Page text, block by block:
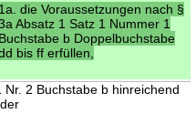
1a. die Voraussetzungen nach §
Absatz 1 Satz 1 Nummer 1
Buchstabe b Doppelbuchstabe
bis ff erfüllen,
2 Buchstabe b hinreichend